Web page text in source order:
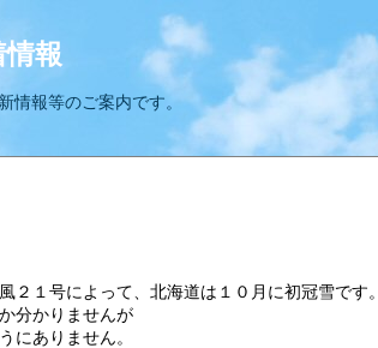
報
情報等のご案内です。
２１号によって、北海道は１０月に初冠雪です。
分かりませんが
にありません。